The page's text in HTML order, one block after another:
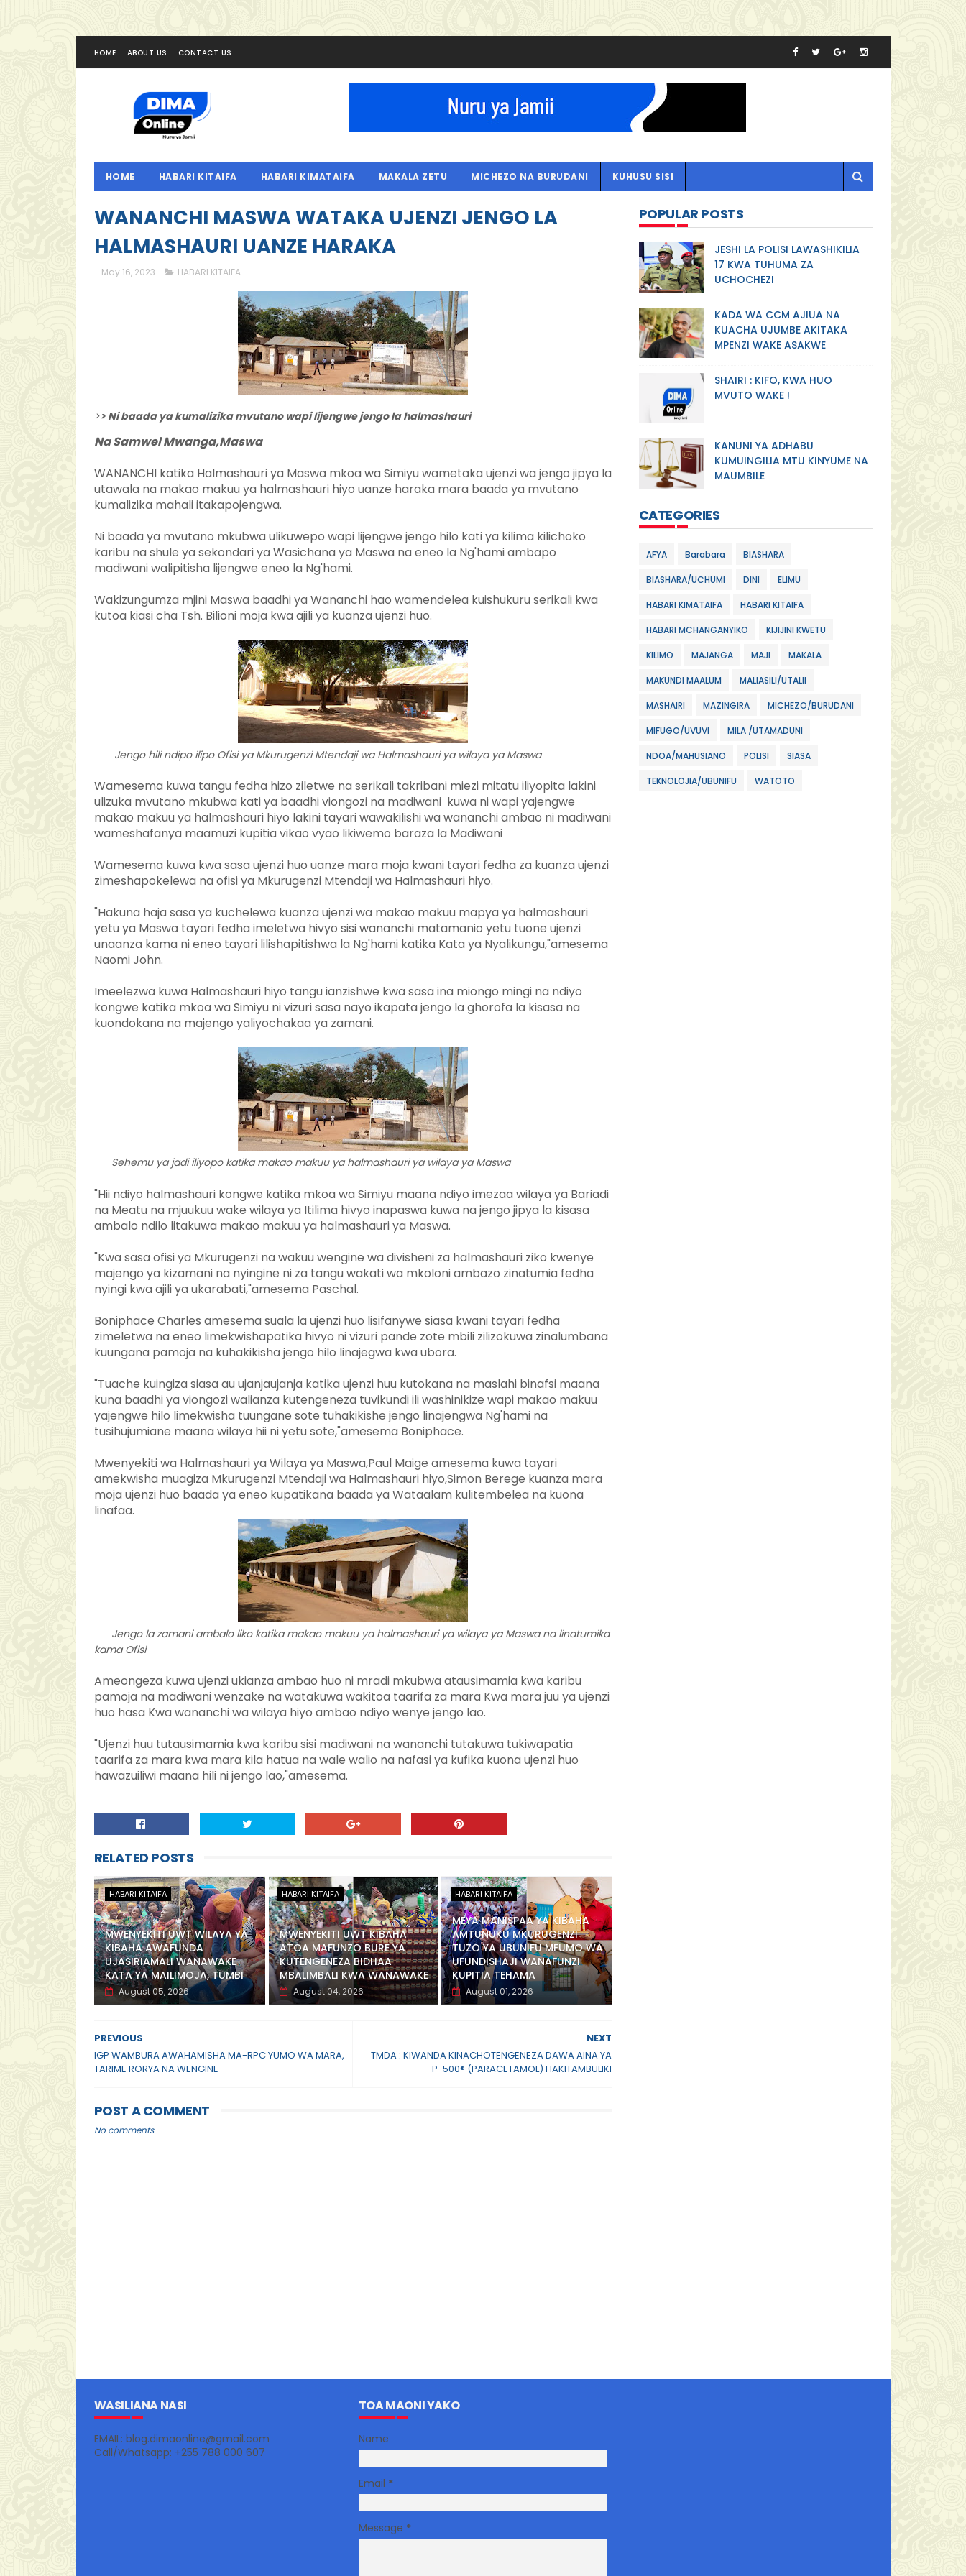
HOME ABOUT US CONTACT US
HOME HABARI KITAIFA HABARI KIMATAIFA MAKALA ZETU MICHEZO NA BURUDANI KUHUSU SISI
WANANCHI MASWA WATAKA UJENZI JENGO LA
HALMASHAURI UANZE HARAKA
May 16, 2023 HABARI KITAIFA
>> Ni baada ya kumalizika mvutano wapi lijengwe jengo la halmashauri
Na Samwel Mwanga,Maswa
WANANCHI katika Halmashauri ya Maswa mkoa wa Simiyu wametaka ujenzi wa jengo jipya la
utawala na makao makuu ya halmashauri hiyo uanze haraka mara baada ya mvutano
kumalizika mahali itakapojengwa.
Ni baada ya mvutano mkubwa ulikuwepo wapi lijengwe jengo hilo kati ya kilima kilichoko
karibu na shule ya sekondari ya Wasichana ya Maswa na eneo la Ng'hami ambapo
madiwani walipitisha lijengwe eneo la Ng'hami.
Wakizungumza mjini Maswa baadhi ya Wananchi hao wamendelea kuishukuru serikali kwa
kutoa kiasi cha Tsh. Bilioni moja kwa ajili ya kuanza ujenzi huo.
Jengo hili ndipo ilipo Ofisi ya Mkurugenzi Mtendaji wa Halmashauri ya wilaya ya Maswa
Wamesema kuwa tangu fedha hizo ziletwe na serikali takribani miezi mitatu iliyopita lakini
ulizuka mvutano mkubwa kati ya baadhi viongozi na madiwani kuwa ni wapi yajengwe
makao makuu ya halmashauri hiyo lakini tayari wawakilishi wa wananchi ambao ni madiwani
wameshafanya maamuzi kupitia vikao vyao likiwemo baraza la Madiwani
Wamesema kuwa kwa sasa ujenzi huo uanze mara moja kwani tayari fedha za kuanza ujenzi
zimeshapokelewa na ofisi ya Mkurugenzi Mtendaji wa Halmashauri hiyo.
"Hakuna haja sasa ya kuchelewa kuanza ujenzi wa makao makuu mapya ya halmashauri
yetu ya Maswa tayari fedha imeletwa hivyo sisi wananchi matamanio yetu tuone ujenzi
unaanza kama ni eneo tayari lilishapitishwa la Ng'hami katika Kata ya Nyalikungu,"amesema
Naomi John.
Imeelezwa kuwa Halmashauri hiyo tangu ianzishwe kwa sasa ina miongo mingi na ndiyo
kongwe katika mkoa wa Simiyu ni vizuri sasa nayo ikapata jengo la ghorofa la kisasa na
kuondokana na majengo yaliyochakaa ya zamani.
Sehemu ya jadi iliyopo katika makao makuu ya halmashauri ya wilaya ya Maswa
"Hii ndiyo halmashauri kongwe katika mkoa wa Simiyu maana ndiyo imezaa wilaya ya Bariadi
na Meatu na mjuukuu wake wilaya ya Itilima hivyo inapaswa kuwa na jengo jipya la kisasa
ambalo ndilo litakuwa makao makuu ya halmashauri ya Maswa.
"Kwa sasa ofisi ya Mkurugenzi na wakuu wengine wa divisheni za halmashauri ziko kwenye
majengo ya kizamani na nyingine ni za tangu wakati wa mkoloni ambazo zinatumia fedha
nyingi kwa ajili ya ukarabati,"amesema Paschal.
Boniphace Charles amesema suala la ujenzi huo lisifanywe siasa kwani tayari fedha
zimeletwa na eneo limekwishapatika hivyo ni vizuri pande zote mbili zilizokuwa zinalumbana
kuungana pamoja na kuhakikisha jengo hilo linajegwa kwa ubora.
"Tuache kuingiza siasa au ujanjaujanja katika ujenzi huu kutokana na maslahi binafsi maana
kuna baadhi ya viongozi walianza kutengeneza tuvikundi ili washinikize wapi makao makuu
yajengwe hilo limekwisha tuungane sote tuhakikishe jengo linajengwa Ng'hami na
tusihujumiane maana wilaya hii ni yetu sote,"amesema Boniphace.
Mwenyekiti wa Halmashauri ya Wilaya ya Maswa,Paul Maige amesema kuwa tayari
amekwisha muagiza Mkurugenzi Mtendaji wa Halmashauri hiyo,Simon Berege kuanza mara
moja ujenzi huo baada ya eneo kupatikana baada ya Wataalam kulitembelea na kuona
linafaa.
Jengo la zamani ambalo liko katika makao makuu ya halmashauri ya wilaya ya Maswa na linatumika
kama Ofisi
Ameongeza kuwa ujenzi ukianza ambao huo ni mradi mkubwa atausimamia kwa karibu
pamoja na madiwani wenzake na watakuwa wakitoa taarifa za mara Kwa mara juu ya ujenzi
huo hasa Kwa wananchi wa wilaya hiyo ambao ndiyo wenye jengo lao.
"Ujenzi huu tutausimamia kwa karibu sisi madiwani na wananchi tutakuwa tukiwapatia
taarifa za mara kwa mara kila hatua na wale walio na nafasi ya kufika kuona ujenzi huo
hawazuiliwi maana hili ni jengo lao,"amesema.
RELATED POSTS
HABARI KITAIFA
MWENYEKITI UWT WILAYA YA
KIBAHA AWAFUNDA
UJASIRIAMALI WANAWAKE
KATA YA MAILIMOJA, TUMBI
August 05, 2026
HABARI KITAIFA
MWENYEKITI UWT KIBAHA
ATOA MAFUNZO BURE YA
KUTENGENEZA BIDHAA
MBALIMBALI KWA WANAWAKE
August 04, 2026
HABARI KITAIFA
MEYA MANISPAA YA KIBAHA
AMTUNUKU MKURUGENZI
TUZO YA UBUNIFU MFUMO WA
UFUNDISHAJI WANAFUNZI
KUPITIA TEHAMA
August 01, 2026
NEXT
TMDA : KIWANDA KINACHOTENGENEZA DAWA AINA YA
P-500® (PARACETAMOL) HAKITAMBULIKI
PREVIOUS
IGP WAMBURA AWAHAMISHA MA-RPC YUMO WA MARA,
TARIME RORYA NA WENGINE
POST A COMMENT
No comments
POPULAR POSTS
JESHI LA POLISI LAWASHIKILIA
17 KWA TUHUMA ZA
UCHOCHEZI
KADA WA CCM AJIUA NA
KUACHA UJUMBE AKITAKA
MPENZI WAKE ASAKWE
SHAIRI : KIFO, KWA HUO
MVUTO WAKE !
KANUNI YA ADHABU
KUMUINGILIA MTU KINYUME NA
MAUMBILE
CATEGORIES
AFYA Barabara BIASHARA
BIASHARA/UCHUMI DINI ELIMU
HABARI KIMATAIFA HABARI KITAIFA
HABARI MCHANGANYIKO KIJIJINI KWETU
KILIMO MAJANGA MAJI MAKALA
MAKUNDI MAALUM MALIASILI/UTALII
MASHAIRI MAZINGIRA MICHEZO/BURUDANI
MIFUGO/UVUVI MILA /UTAMADUNI
NDOA/MAHUSIANO POLISI SIASA
TEKNOLOJIA/UBUNIFU WATOTO
WASILIANA NASI
EMAIL: blog.dimaonline@gmail.com
Call/Whatsapp: +255 788 000 607
TOA MAONI YAKO
Name
Email *
Message *